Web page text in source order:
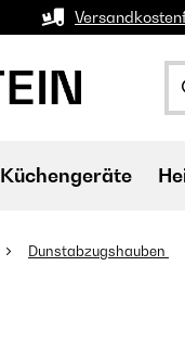
Küchengeräte
Dunstabzugshauben